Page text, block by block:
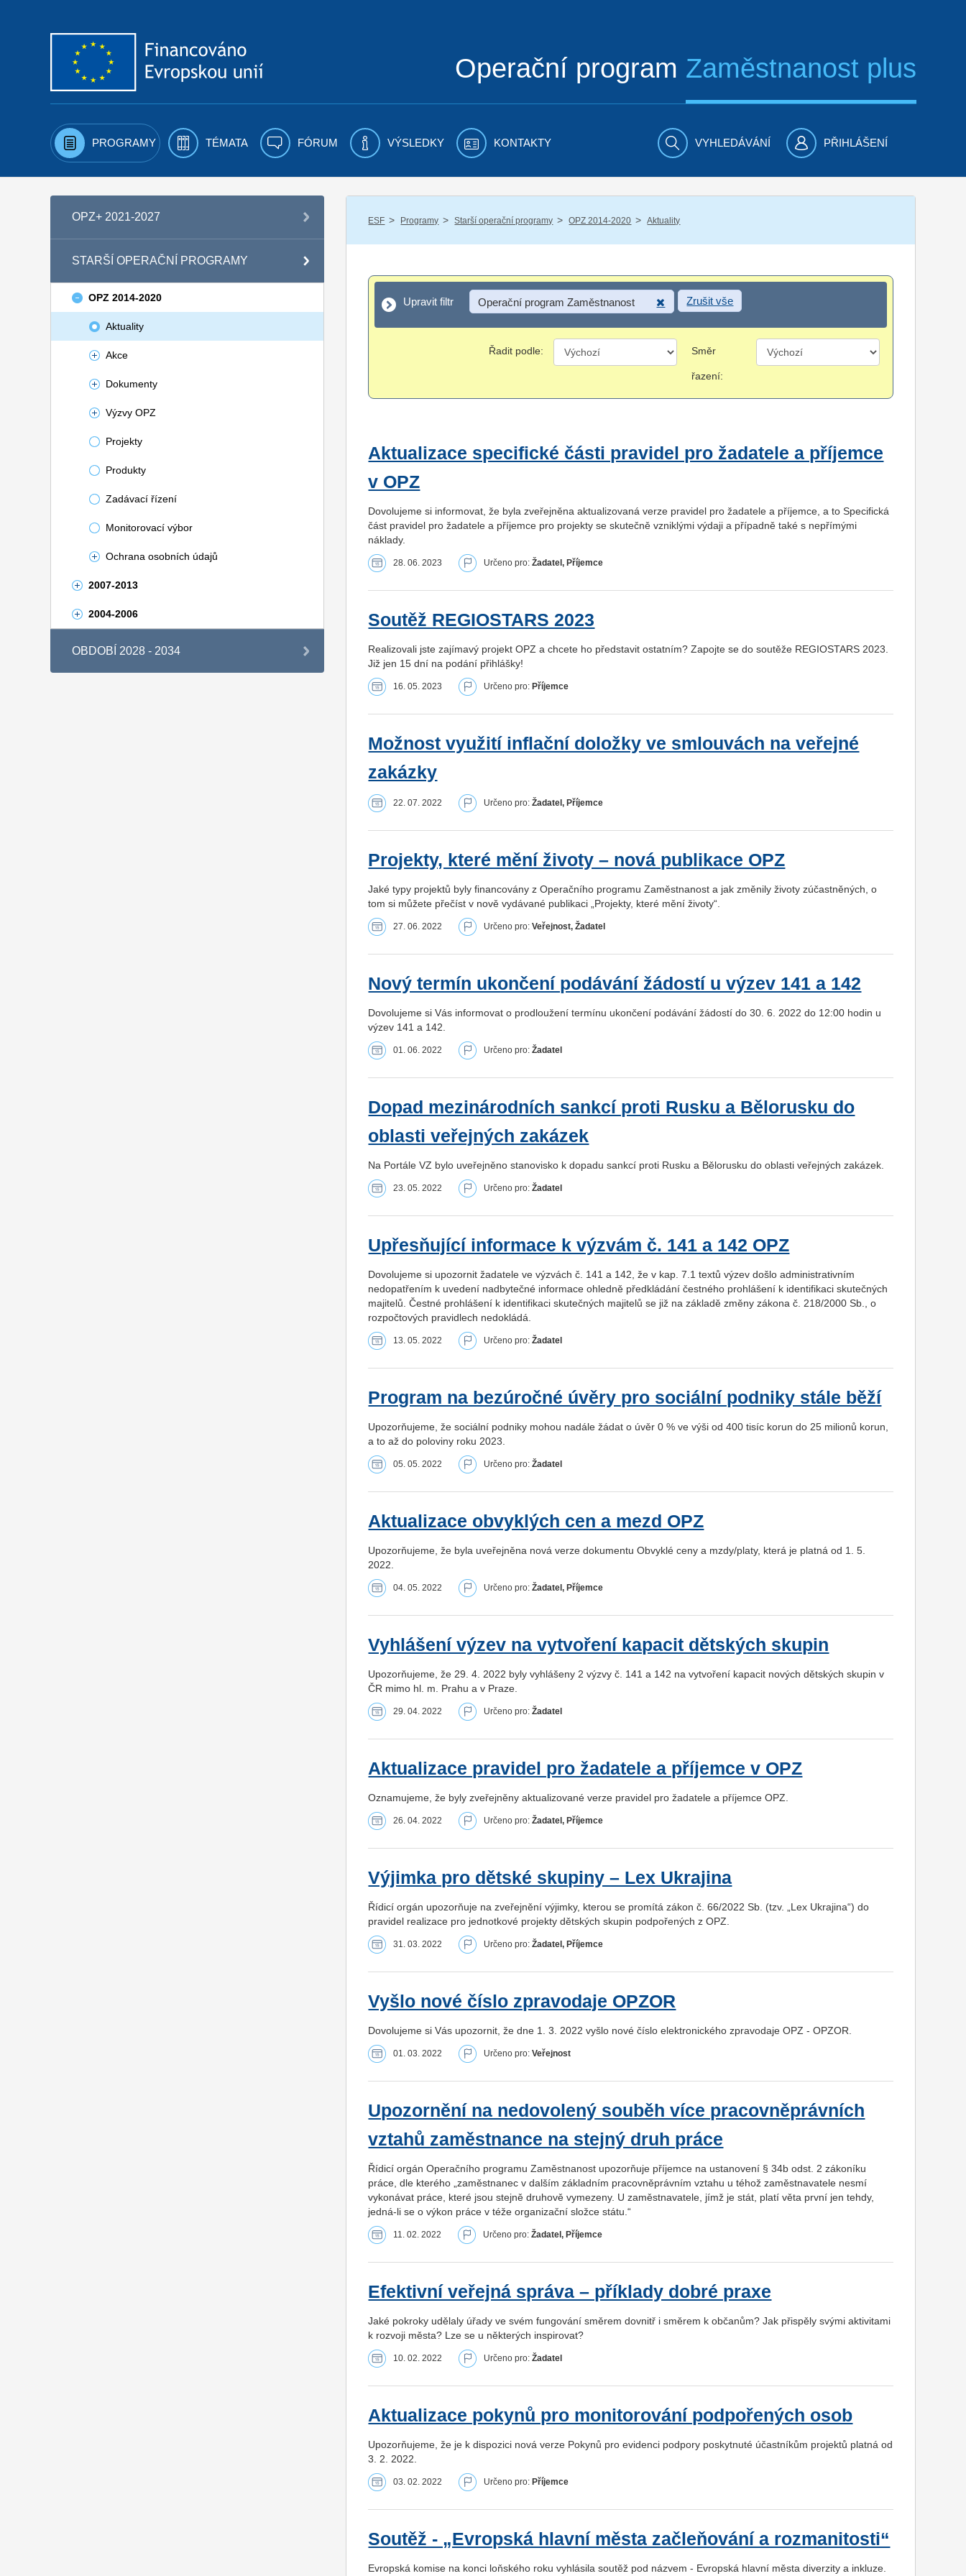
Operační program Zaměstnanost plus
PROGRAMY TÉMATA FÓRUM VÝSLEDKY KONTAKTY VYHLEDÁVÁNÍ PŘIHLÁŠENÍ
OPZ+ 2021-2027
STARŠÍ OPERAČNÍ PROGRAMY
OPZ 2014-2020
Aktuality
Akce
Dokumenty
Výzvy OPZ
Projekty
Produkty
Zadávací řízení
Monitorovací výbor
Ochrana osobních údajů
2007-2013
2004-2006
OBDOBÍ 2028 - 2034
ESF / Programy / Starší operační programy / OPZ 2014-2020 / Aktuality
Upravit filtr
Upravit filtr Operační program Zaměstnanost Zrušit vše
Řadit podle: Směr
řazení:
Aktualizace specifické části pravidel pro žadatele a příjemce
v OPZ
Dovolujeme si informovat, že byla zveřejněna aktualizovaná verze pravidel pro žadatele a příjemce, a to Specifická
část pravidel pro žadatele a příjemce pro projekty se skutečně vzniklými výdaji a případně také s nepřímými
náklady.
28. 06. 2023 Určeno pro:Žadatel, Příjemce
Soutěž REGIOSTARS 2023
Realizovali jste zajímavý projekt OPZ a chcete ho představit ostatním? Zapojte se do soutěže REGIOSTARS 2023.
Již jen 15 dní na podání přihlášky!
16. 05. 2023 Určeno pro:Příjemce
Možnost využití inflační doložky ve smlouvách na veřejné
zakázky
22. 07. 2022 Určeno pro:Žadatel, Příjemce
Projekty, které mění životy – nová publikace OPZ
Jaké typy projektů byly financovány z Operačního programu Zaměstnanost a jak změnily životy zúčastněných, o
tom si můžete přečíst v nově vydávané publikaci „Projekty, které mění životy“.
27. 06. 2022 Určeno pro:Veřejnost, Žadatel
Nový termín ukončení podávání žádostí u výzev 141 a 142
Dovolujeme si Vás informovat o prodloužení termínu ukončení podávání žádostí do 30. 6. 2022 do 12:00 hodin u
výzev 141 a 142.
01. 06. 2022 Určeno pro:Žadatel
Dopad mezinárodních sankcí proti Rusku a Bělorusku do
oblasti veřejných zakázek
Na Portále VZ bylo uveřejněno stanovisko k dopadu sankcí proti Rusku a Bělorusku do oblasti veřejných zakázek.
23. 05. 2022 Určeno pro:Žadatel
Upřesňující informace k výzvám č. 141 a 142 OPZ
Dovolujeme si upozornit žadatele ve výzvách č. 141 a 142, že v kap. 7.1 textů výzev došlo administrativním
nedopatřením k uvedení nadbytečné informace ohledně předkládání čestného prohlášení k identifikaci skutečných
majitelů. Čestné prohlášení k identifikaci skutečných majitelů se již na základě změny zákona č. 218/2000 Sb., o
rozpočtových pravidlech nedokládá.
13. 05. 2022 Určeno pro:Žadatel
Program na bezúročné úvěry pro sociální podniky stále běží
Upozorňujeme, že sociální podniky mohou nadále žádat o úvěr 0 % ve výši od 400 tisíc korun do 25 milionů korun,
a to až do poloviny roku 2023.
05. 05. 2022 Určeno pro:Žadatel
Aktualizace obvyklých cen a mezd OPZ
Upozorňujeme, že byla uveřejněna nová verze dokumentu Obvyklé ceny a mzdy/platy, která je platná od 1. 5.
2022.
04. 05. 2022 Určeno pro:Žadatel, Příjemce
Vyhlášení výzev na vytvoření kapacit dětských skupin
Upozorňujeme, že 29. 4. 2022 byly vyhlášeny 2 výzvy č. 141 a 142 na vytvoření kapacit nových dětských skupin v
ČR mimo hl. m. Prahu a v Praze.
29. 04. 2022 Určeno pro:Žadatel
Aktualizace pravidel pro žadatele a příjemce v OPZ
Oznamujeme, že byly zveřejněny aktualizované verze pravidel pro žadatele a příjemce OPZ.
26. 04. 2022 Určeno pro:Žadatel, Příjemce
Výjimka pro dětské skupiny – Lex Ukrajina
Řídicí orgán upozorňuje na zveřejnění výjimky, kterou se promítá zákon č. 66/2022 Sb. (tzv. „Lex Ukrajina“) do
pravidel realizace pro jednotkové projekty dětských skupin podpořených z OPZ.
31. 03. 2022 Určeno pro:Žadatel, Příjemce
Vyšlo nové číslo zpravodaje OPZOR
Dovolujeme si Vás upozornit, že dne 1. 3. 2022 vyšlo nové číslo elektronického zpravodaje OPZ - OPZOR.
01. 03. 2022 Určeno pro:Veřejnost
Upozornění na nedovolený souběh více pracovněprávních
vztahů zaměstnance na stejný druh práce
Řídicí orgán Operačního programu Zaměstnanost upozorňuje příjemce na ustanovení § 34b odst. 2 zákoníku
práce, dle kterého „zaměstnanec v dalším základním pracovněprávním vztahu u téhož zaměstnavatele nesmí
vykonávat práce, které jsou stejně druhově vymezeny. U zaměstnavatele, jímž je stát, platí věta první jen tehdy,
jedná-li se o výkon práce v téže organizační složce státu.“
11. 02. 2022 Určeno pro:Žadatel, Příjemce
Efektivní veřejná správa – příklady dobré praxe
Jaké pokroky udělaly úřady ve svém fungování směrem dovnitř i směrem k občanům? Jak přispěly svými aktivitami
k rozvoji města? Lze se u některých inspirovat?
10. 02. 2022 Určeno pro:Žadatel
Aktualizace pokynů pro monitorování podpořených osob
Upozorňujeme, že je k dispozici nová verze Pokynů pro evidenci podpory poskytnuté účastníkům projektů platná od
3. 2. 2022.
03. 02. 2022 Určeno pro:Příjemce
Soutěž - „Evropská hlavní města začleňování a rozmanitosti“
Evropská komise na konci loňského roku vyhlásila soutěž pod názvem - Evropská hlavní města diverzity a inkluze.